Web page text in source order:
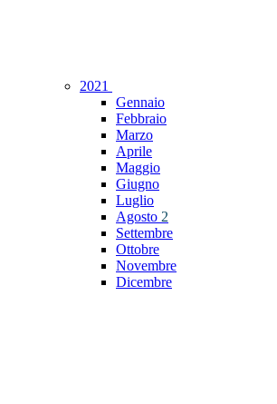
2021
Gennaio
Febbraio
Marzo
Aprile
Maggio
Giugno
Luglio
Agosto 2
Settembre
Ottobre
Novembre
Dicembre